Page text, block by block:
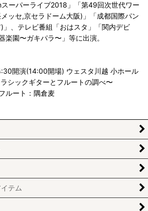
スーパーライブ2018」「第49回次世代ワー
ッセ,京セラドーム大阪)」「成都国際パン
」、テレビ番組「おはスタ」「関内デビ
楽園〜ガキパラ〜」等に出演。
開演(14:00開場) ウェスタ川越 小ホール
シックギターとフルートの調べ〜
ルート：隅倉麦
テム